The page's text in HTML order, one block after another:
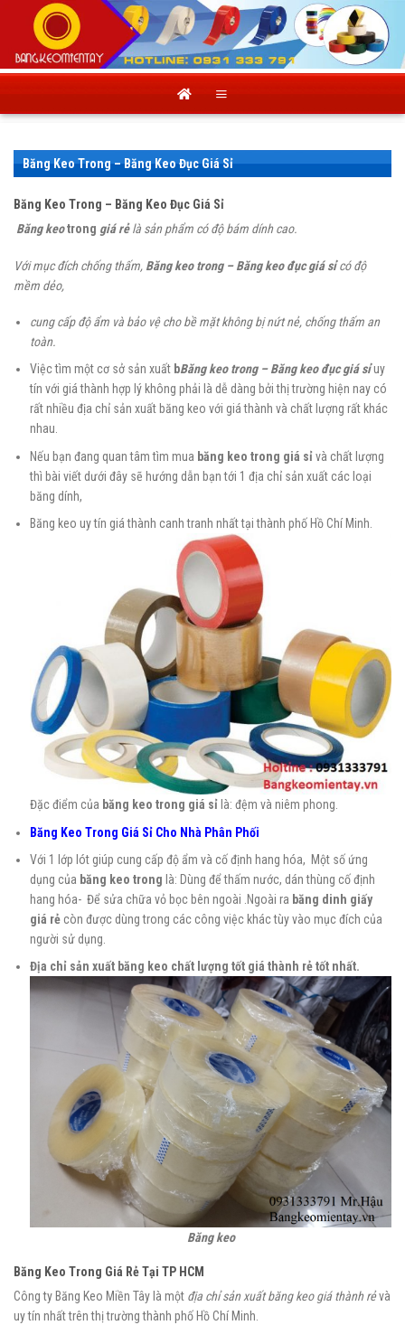
content
Băng Keo Trong – Băng Keo Đục Giá Sỉ
Băng Keo Trong – Băng Keo Đục Giá Sỉ
Băng keotrong giá rẻlà sản phẩm có độ bám dínhcao.
Với mục đích chống thấm, Băng keo trong – Băng keo đục giá sỉcó độ
mềm dẻo,
cung cấp độ ẩm và bảo vệ cho bề mặt không bị nứt nẻ, chống thấm an
toàn.
Việc tìm một cơ sở sản xuất bBăng keo trong – Băng keo đục giá sỉuy
tín với giá thành hợp lý không phải là dễ dàng bởi thị trường hiện nay có
rất nhiều địa chỉ sản xuất băng keo với giá thành và chất lượng rất khác
nhau.
Nếu bạn đang quan tâm tìm mua băng keo trong giá sỉvà chất lượng
thì bài viết dưới đây sẽ hướng dẫn bạn tới 1 địa chỉ sản xuất các loại
băng dính,
Băng keo uy tín giá thành canh tranh nhất tại thành phố Hồ Chí Minh.
Đặc điểm của băng keo trong giá sỉ là: đệm và niêm phong.
Băng Keo Trong Giá Sỉ Cho Nhà Phân Phối
Với 1 lớp lót giúp cung cấp độ ẩm và cố định hang hóa, Một số ứng
dụng của băng keo trong là: Dùng để thấm nước, dán thùng cố định
hang hóa- Để sửa chữa vỏ bọc bên ngoài .Ngoài ra băng dinh giấy
giá rẻ còn được dùng trong các công việc khác tùy vào mục đích của
người sử dụng.
Địa chỉ sản xuất băng keo chất lượng tốt giá thành rẻtốt nhất.
Băng keo
Băng Keo Trong Giá Rẻ Tại TP HCM
Công ty Băng Keo Miền Tây là một địa chỉ sản xuất băng keo giá thành rẻvà
uy tín nhất trên thị trường thành phố Hồ Chí Minh.